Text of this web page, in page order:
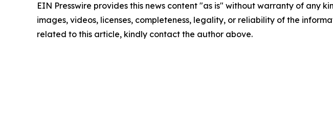
EIN Presswire provides this news content "as is" without warranty of any
images, videos, licenses, completeness, legality, or reliability of the
related to this article, kindly contact the author above.